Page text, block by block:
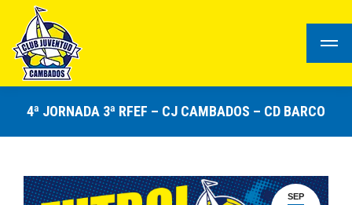
4ª JORNADA 3ª RFEF – CJ CAMBADOS – CD BARCO
SEP